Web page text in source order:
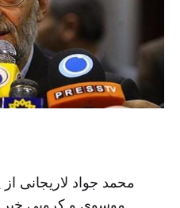
محمد جواد لاریجانی
موسوی و کروبی خبر